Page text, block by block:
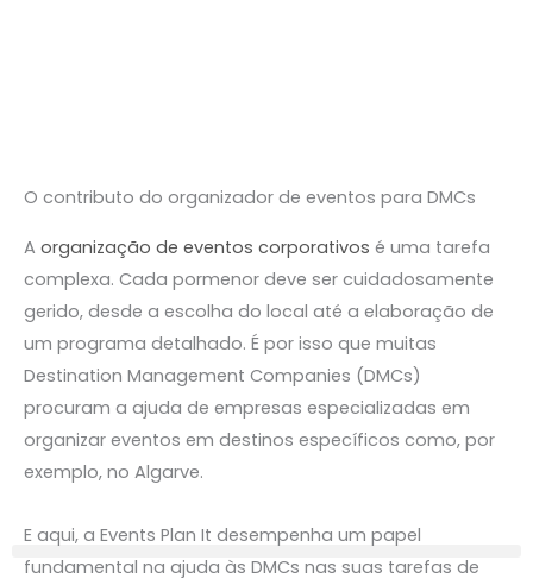
O contributo do organizador de eventos para DMCs
A organização de eventos corporativos é uma tarefa
complexa. Cada pormenor deve ser cuidadosamente
gerido, desde a escolha do local até a elaboração de
um programa detalhado. É por isso que muitas
Destination Management Companies (DMCs)
procuram a ajuda de empresas especializadas em
organizar eventos em destinos específicos como, por
exemplo, no Algarve.
E aqui, a Events Plan It desempenha um papel
fundamental na ajuda às DMCs nas suas tarefas de